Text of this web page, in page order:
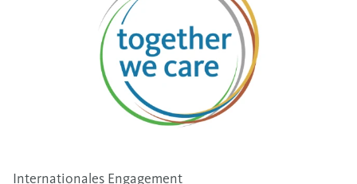
Internationales Engagement